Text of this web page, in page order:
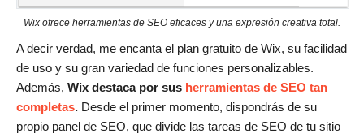
Wix ofrece herramientas de SEO eficaces y una expresión creativa total.
A decir verdad, me encanta el plan gratuito de Wix, su facilidad
de uso y su gran variedad de funciones personalizables.
Además, Wix destaca por sus herramientas de SEO tan
completas. Desde el primer momento, dispondrás de su
propio panel de SEO, que divide las tareas de SEO de tu sitio